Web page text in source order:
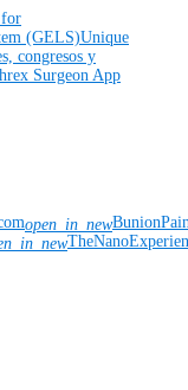
for
(GELS)Unique
congresos y
Surgeon App
open_in_new